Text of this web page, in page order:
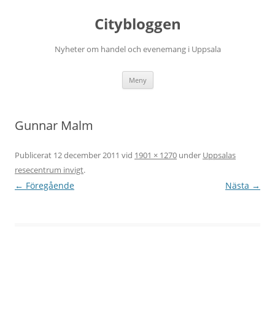
Citybloggen
Nyheter om handel och evenemang i Uppsala
Meny
Gunnar Malm
Publicerat 12 december 2011 vid 1901 × 1270 under Uppsalas
resecentrum invigt.
← Föregående Nästa →